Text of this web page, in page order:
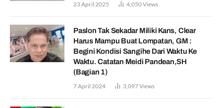
23 April 2025 4,050Views
Paslon Tak Sekadar Miliki Kans, Clear
Harus Mampu Buat Lompatan, GM :
Begini Kondisi Sangihe Dari Waktu Ke
Waktu. Catatan Meidi Pandean,SH
(Bagian 1)
7 April 2024 3,097Views